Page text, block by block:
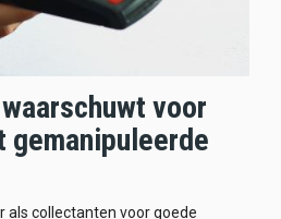
voor
gemanipuleerde
als collectanten voor goede